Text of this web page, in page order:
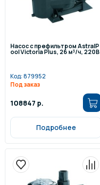
Насос с префильтром AstralP
ool Victoria Plus, 26 м³/ч, 220В
Код:879952
Под заказ
108847 р.
Подробнее